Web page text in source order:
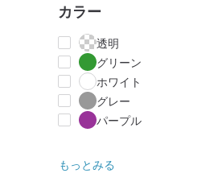
カラー
透明
グリーン
ホワイト
グレー
パープル
もっとみる